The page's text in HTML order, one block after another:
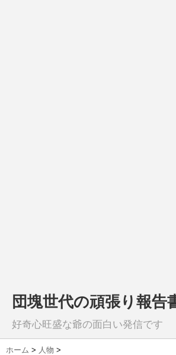
団塊世代の頑張り報告
好奇心旺盛な爺の面白い発信です
ホーム > 人物 >